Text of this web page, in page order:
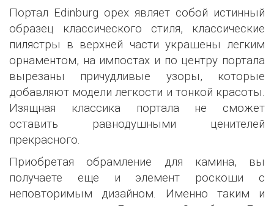
Портал Edinburg орех являет собой истинный
образец классического стиля, классические
пилястры в верхней части украшены легким
орнаментом, на импостах и по центру портала
вырезаны причудливые узоры, которые
добавляют модели легкости и тонкой красоты.
Изящная классика портала не сможет
оставить равнодушными ценителей
прекрасного.
Приобретая обрамление для камина, вы
получаете еще и элемент роскоши с
неповторимым дизайном. Именно таким и